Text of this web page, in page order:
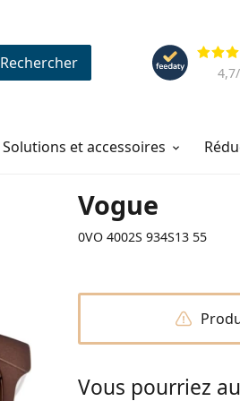
Évaluation
4,7
Rechercher
Solutions et accessoires
Vogue
0VO 4002S 934S13 55
Vous pourriez